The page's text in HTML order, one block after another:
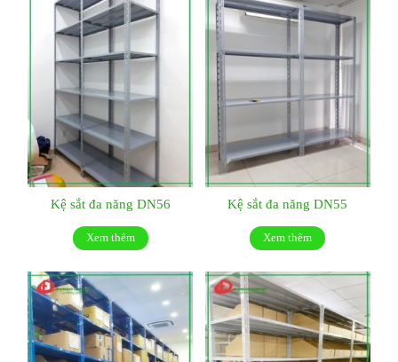
Kệ sắt đa năng DN56
Xem thêm
Kệ sắt đa năng DN55
Xem thêm